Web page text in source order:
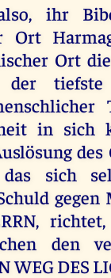
ihr
Ort
Ort
der tiefste
in sich
des
das sich
gegen
den
WEG DES